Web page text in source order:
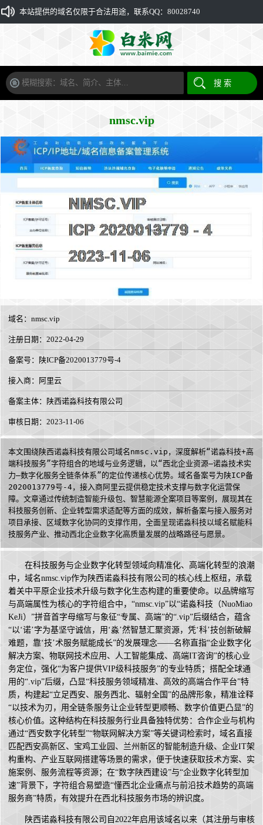
本站提供的域名仅限于合法用途，联系QQ：80028740
nmsc.vip
域名： nmsc.vip
注册日期：2022-04-29
备案号：陕ICP备2020013779号-4
接入商： 阿里云
备案主体：陕西诺淼科技有限公司
审核日期：2023-11-06
本文围绕陕西诺淼科技有限公司域名nmsc.vip，深度解析“诺淼科技+高
端科技服务”字符组合的地域与业务逻辑，以“西北企业资源—诺淼技术实
力—数字化服务全链条体系”的定位传递核心优势。域名备案号为陕ICP备
2020013779号-4，接入商阿里云提供稳定技术支撑与数字化运营保
障。文章通过传统制造智能升级包、智慧能源全案项目等案例，展现其在
科技服务创新、企业转型需求适配等方面的成效，解析备案与接入服务对
项目承接、区域数字化协同的支撑作用，全面呈现诺淼科技以域名赋能科
技服务产业、推动西北企业数字化高质量发展的战略路径与愿景。
在科技服务与企业数字化转型领域向精准化、高端化转型的浪潮
中，域名nmsc.vip作为陕西诺淼科技有限公司的核心线上枢纽，承载
着关中平原企业技术升级与数字化生态构建的重要使命。以品牌缩写
与高端属性为核心的字符组合中，“nmsc.vip”以“诺淼科技（NuoMiao
KeJi）”拼音首字母缩写与象征“专属、高端”的“.vip”后缀结合，蕴含
“以‘诺’字为基坚守诚信，用‘淼’然智慧汇聚资源，凭‘科’技创新破解
难题，靠‘技’术服务赋能成长”的发展理念——名称直指“企业数字化
解决方案、物联网技术应用、人工智能集成、高端IT咨询”的核心业
务定位，强化“为客户提供VIP级科技服务”的专业特质；搭配全球通
用的“.vip”后缀，凸显“科技服务领域精准、高效的高端合作平台”特
质，构建起“立足西安、服务西北、辐射全国”的品牌形象，精准诠释
“以技术为刃，用全链条服务让企业转型更顺畅、数字价值更凸显”的
核心价值。这种结构在科技服务行业具备独特优势：合作企业与机构
通过“西安数字化转型”“物联网解决方案”等关键词检索时，域名直接
匹配西安高新区、宝鸡工业园、兰州新区的智能制造升级、企业IT架
构重构、产业互联网搭建等场景的需求，便于快速获取技术方案、实
施案例、服务流程等资源；在“数字陕西建设”与“企业数字化转型加
速”背景下，字符组合易塑造“懂西北企业痛点与前沿技术趋势的高端
服务商”特质，有效提升在西北科技服务市场的辨识度。
陕西诺淼科技有限公司自2022年启用该域名以来（其注册与审核